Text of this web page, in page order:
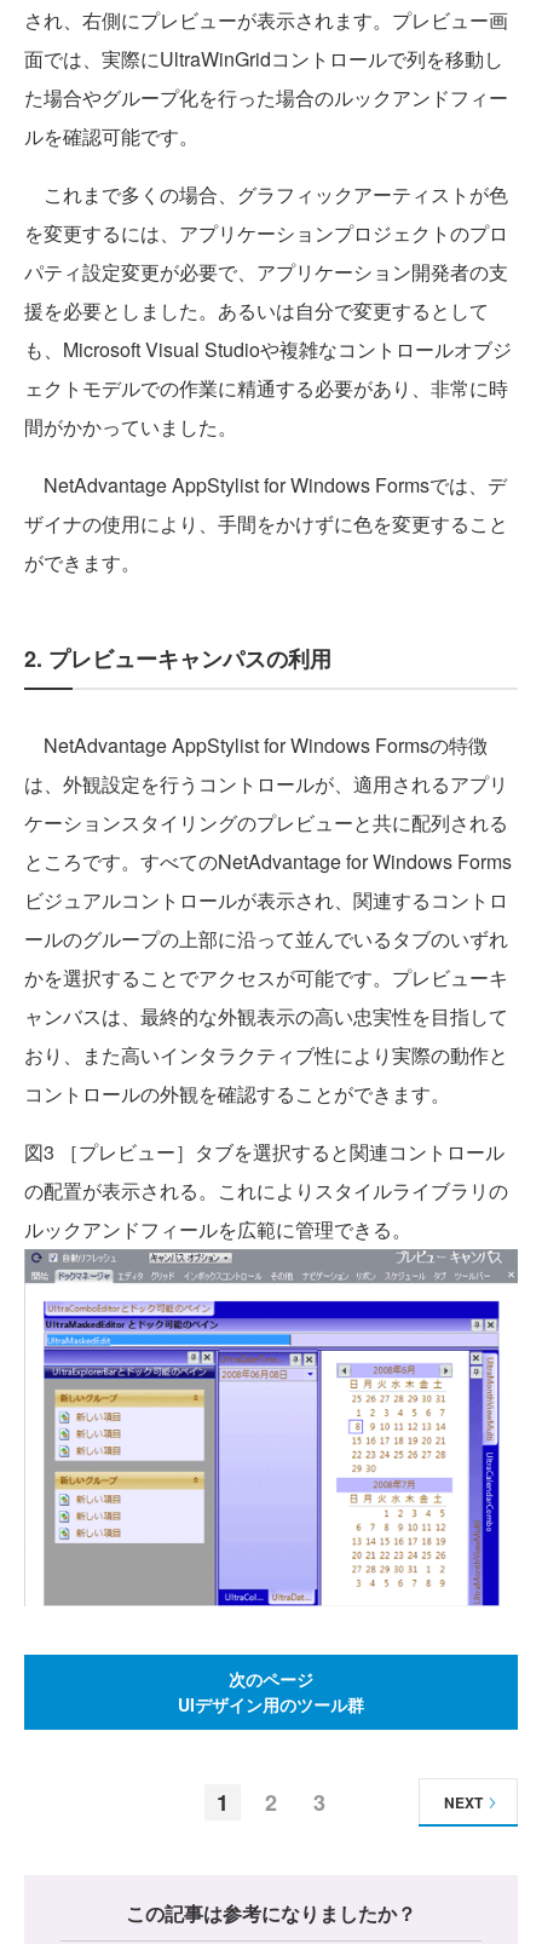
され、右側にプレビューが表示されます。プレビュー画
面では、実際にUltraWinGridコントロールで列を移動し
た場合やグループ化を行った場合のルックアンドフィー
ルを確認可能です。
これまで多くの場合、グラフィックアーティストが色
を変更するには、アプリケーションプロジェクトのプロ
パティ設定変更が必要で、アプリケーション開発者の支
援を必要としました。あるいは自分で変更するとして
も、Microsoft Visual Studioや複雑なコントロールオブジ
ェクトモデルでの作業に精通する必要があり、非常に時
間がかかっていました。
NetAdvantage AppStylist for Windows Formsでは、デ
ザイナの使用により、手間をかけずに色を変更すること
ができます。
2. プレビューキャンパスの利用
NetAdvantage AppStylist for Windows Formsの特徴
は、外観設定を行うコントロールが、適用されるアプリ
ケーションスタイリングのプレビューと共に配列される
ところです。すべてのNetAdvantage for Windows Forms
ビジュアルコントロールが表示され、関連するコントロ
ールのグループの上部に沿って並んでいるタブのいずれ
かを選択することでアクセスが可能です。プレビューキ
ャンバスは、最終的な外観表示の高い忠実性を目指して
おり、また高いインタラクティブ性により実際の動作と
コントロールの外観を確認することができます。
図3 ［プレビュー］タブを選択すると関連コントロール
の配置が表示される。これによりスタイルライブラリの
ルックアンドフィールを広範に管理できる。
次のページ
UIデザイン用のツール群
1 2 3 NEXT
この記事は参考になりましたか？